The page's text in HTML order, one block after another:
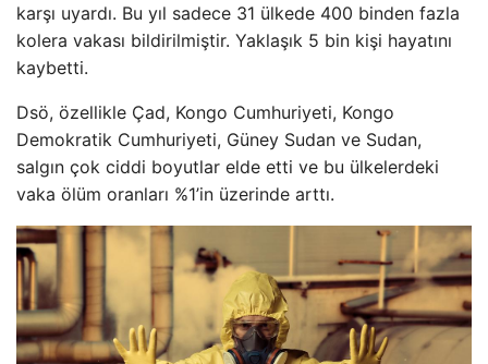
karşı uyardı. Bu yıl sadece 31 ülkede 400 binden fazla
kolera vakası bildirilmiştir. Yaklaşık 5 bin kişi hayatını
kaybetti.
Dsö, özellikle Çad, Kongo Cumhuriyeti, Kongo
Demokratik Cumhuriyeti, Güney Sudan ve Sudan,
salgın çok ciddi boyutlar elde etti ve bu ülkelerdeki
vaka ölüm oranları %1’in üzerinde arttı.